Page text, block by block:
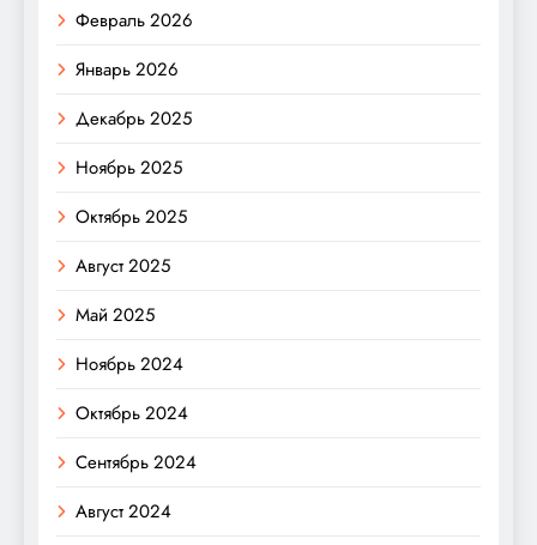
Февраль 2026
Январь 2026
Декабрь 2025
Ноябрь 2025
Октябрь 2025
Август 2025
Май 2025
Ноябрь 2024
Октябрь 2024
Сентябрь 2024
Август 2024